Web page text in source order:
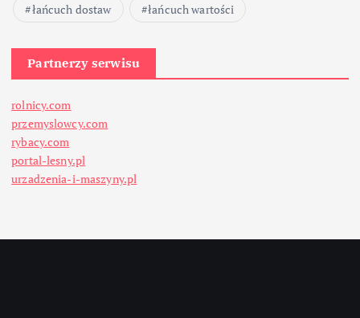
łańcuch dostaw
łańcuch wartości
Partnerzy serwisu
rolnicy.com
przemyslowcy.com
rybacy.com
portal-lesny.pl
urzadzenia-i-maszyny.pl